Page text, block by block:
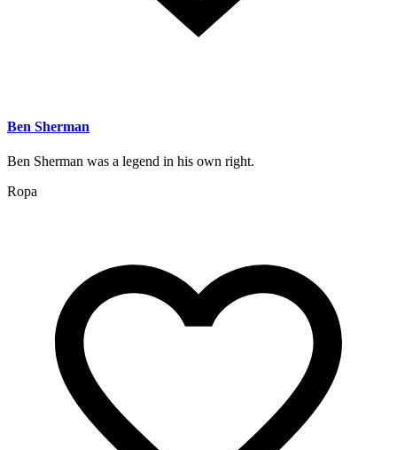
Ben Sherman
Ben Sherman was a legend in his own right.
Ropa